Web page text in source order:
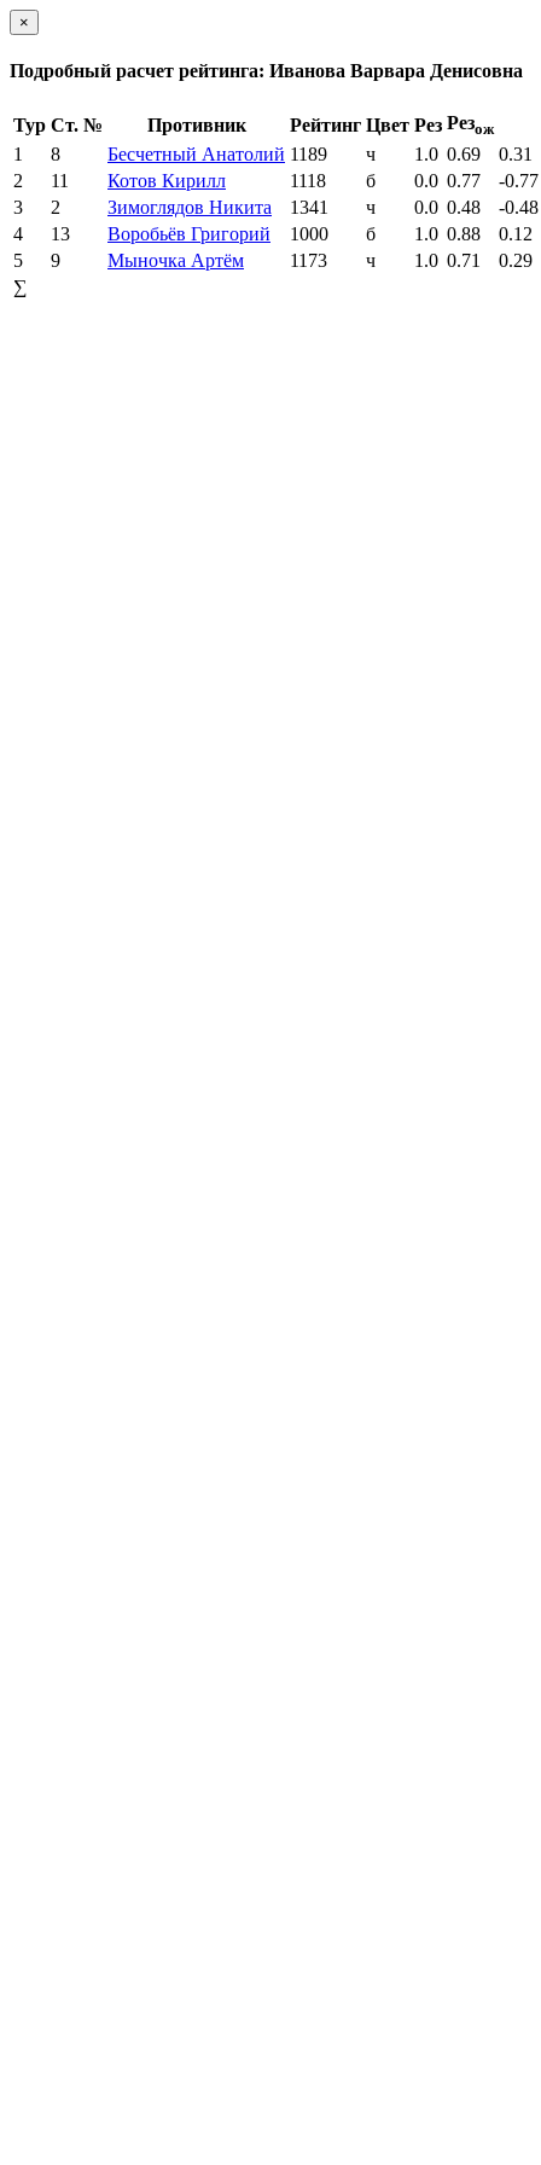
×
Подробный расчет рейтинга: Иванова Варвара Денисовна
Тур Ст. № Противник Рейтинг Цвет Рез Резож
1 8 Бесчетный Анатолий 1189 ч 1.0 0.69
0.31
2
11 Котов Кирилл 1118 б 0.0 0.77
-0.77
3
2 Зимоглядов Никита 1341 ч 0.0 0.48
-0.48
4
13 Воробьёв Григорий 1000 б 1.0 0.88
0.12
5
9 Мыночка Артём 1173 ч 1.0 0.71
0.29
∑